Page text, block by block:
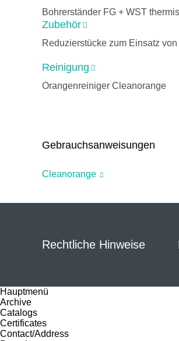
Bohrerständer FG + WST
Zubehör
Reduzierstücke zum Einsatz
Reinigung
Orangenreiniger Cleanorange
Gebrauchsanweisungen
Cleanorange
Rechtliche Hinweise
Hauptmenü
Archive
Catalogs
Certificates
Contact/Address